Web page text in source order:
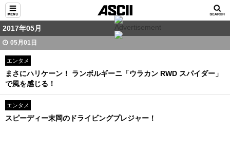
2017年05月
05月01日
エンタメ
まさにハリケーン！ ランボルギーニ「ウラカン RWD スパイダー」
で風を感じる！
エンタメ
スピーディー末岡のドライビングプレジャー！